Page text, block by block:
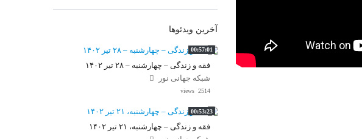
آخرین ویدئوها
00:57:01
فقه و زندگی – چهارشنبه – ۲۸ تیر ۱۴۰۲
شبکه جهانی نور
2514 views
00:53:23
فقه و زندگی – چهارشنبه، ۲۱ تیر ۱۴۰۲